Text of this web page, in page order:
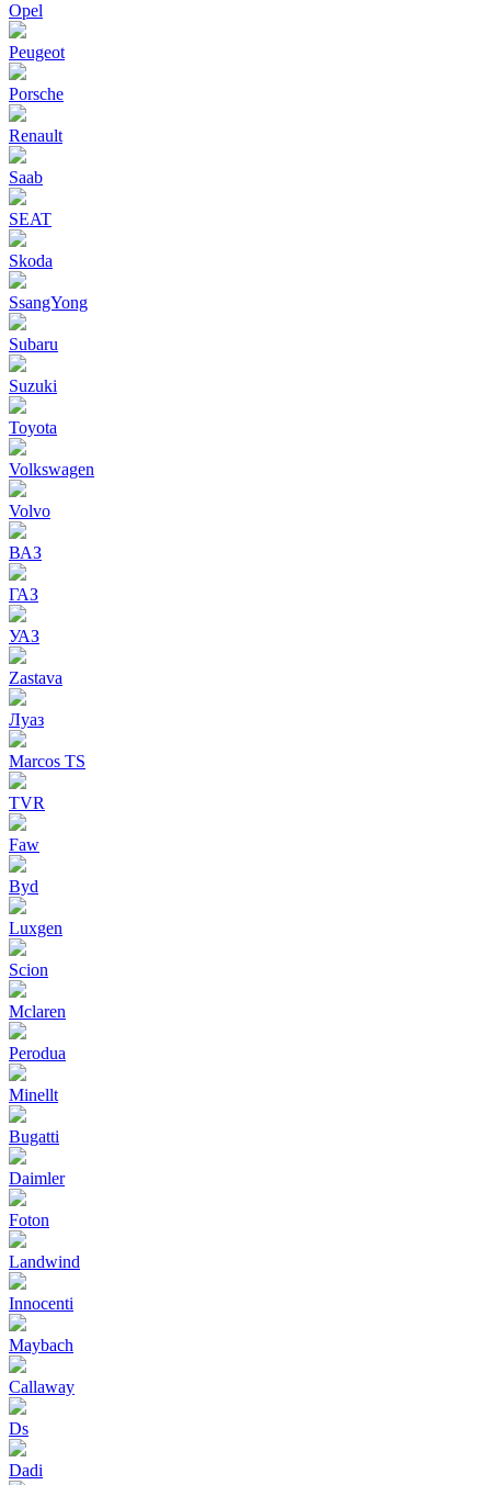
Opel
Peugeot
Porsche
Renault
Saab
SEAT
Skoda
SsangYong
Subaru
Suzuki
Toyota
Volkswagen
Volvo
ВАЗ
ГАЗ
УАЗ
Zastava
Луаз
Marcos TS
TVR
Faw
Byd
Luxgen
Scion
Mclaren
Perodua
Minellt
Bugatti
Daimler
Foton
Landwind
Innocenti
Maybach
Callaway
Ds
Dadi